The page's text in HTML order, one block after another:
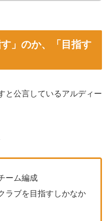
」のか、「目指す
と公言しているアルディー
ーム編成
ラブを目指すしかなか